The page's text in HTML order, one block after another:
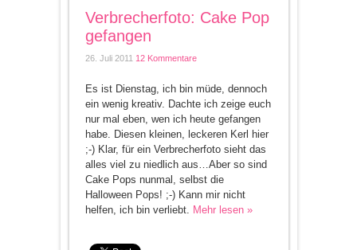
Verbrecherfoto: Cake Pop
gefangen
26. Juli 2011 12 Kommentare
Es ist Dienstag, ich bin müde, dennoch
ein wenig kreativ. Dachte ich zeige euch
nur mal eben, wen ich heute gefangen
habe. Diesen kleinen, leckeren Kerl hier
;-) Klar, für ein Verbrecherfoto sieht das
alles viel zu niedlich aus…Aber so sind
Cake Pops nunmal, selbst die
Halloween Pops! ;-) Kann mir nicht
helfen, ich bin verliebt. Mehr lesen »